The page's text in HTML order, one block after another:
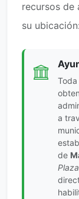
recursos de
su ubicación:
a
de